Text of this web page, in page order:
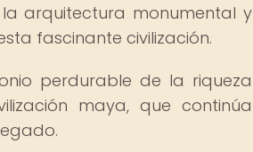
arquitectura monumental y
fascinante civilización.
perdurable de la riqueza
maya, que continúa